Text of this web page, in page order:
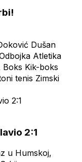
Dušan
Atletika
Boks Kik-boks
tenis Zimski
2:1
u Humskoj,